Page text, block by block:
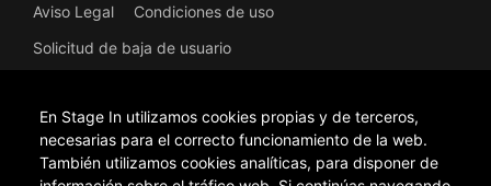
Aviso Legal
Condiciones de uso
Solicitud de baja de usuario
En Stage In utilizamos cookies propias y de terceros,
necesarias para el correcto funcionamiento de la web.
También utilizamos cookies analíticas, para disponer de